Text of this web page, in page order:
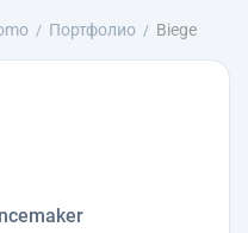
Портфолио Biege